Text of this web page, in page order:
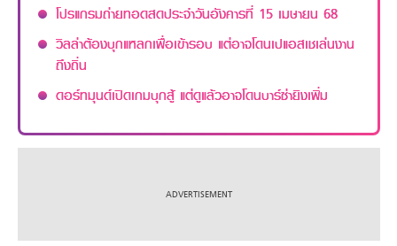
โปรแกรมถ่ายทอดสดประจำวันอังคารที่ 15 เมษายน 68
วิลล่าต้องบุกแหลกเพื่อเข้ารอบ แต่อาจโดนเปแอสเชเล่นงาน
ถึงถิ่น
ดอร์ทมุนด์เปิดเกมบุกสู้ แต่ดูแล้วอาจโดนบาร์ซ่ายิงเพิ่ม